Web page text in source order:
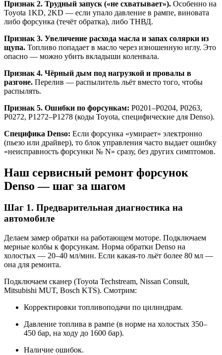
Признак 2. Трудный запуск («не схватывает»). Особенно на
Toyota 1KD, 2KD — если упало давление в рампе, виновата
либо форсунка (течёт обратка), либо ТНВД.
Признак 3. Увеличение расхода масла и запах солярки из
щупа. Топливо попадает в масло через изношенную иглу. Это
опасно — можно убить вкладыши коленвала.
Признак 4. Чёрный дым под нагрузкой и провалы в
разгоне. Перелив — распылитель льёт вместо того, чтобы
распылять.
Признак 5. Ошибки по форсункам: P0201–P0204, P0263,
P0272, P1272–P1278 (коды Toyota, специфические для Denso).
Специфика Denso: Если форсунка «умирает» электронно
(пьезо или драйвер), то блок управления часто выдает ошибку
«неисправность форсунки № N» сразу, без других симптомов.
Наш сервисный ремонт форсунок
Denso — шаг за шагом
Шаг 1. Предварительная диагностика на
автомобиле
Делаем замер обратки на работающем моторе. Подключаем
мерные колбы к форсункам. Норма обратки Denso на
холостых — 20–40 мл/мин. Если какая-то льёт более 80 мл —
она для ремонта.
Подключаем сканер (Toyota Techstream, Nissan Consult,
Mitsubishi MUT, Bosch KTS). Смотрим:
Корректировки топливоподачи по цилиндрам.
Давление топлива в рампе (в норме на холостых 350–
450 бар, на ходу до 1600 бар).
Наличие ошибок.